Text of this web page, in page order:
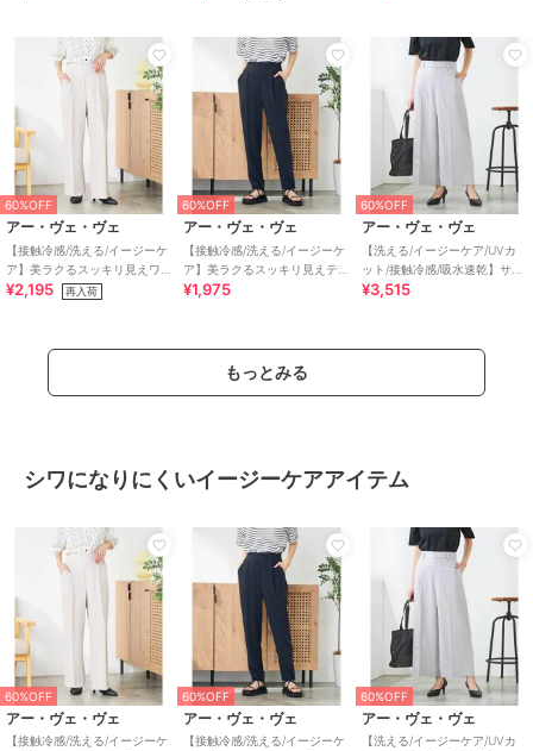
60%OFF
アー・ヴェ・ヴェ
【接触冷感/洗える/イージーケ
ア】美ラクるスッキリ見えワ
イドパンツ
¥2,195 再入荷
60%OFF
アー・ヴェ・ヴェ
【接触冷感/洗える/イージーケ
ア】美ラクるスッキリ見えテ
ーパードパンツ
¥1,975
60%OFF
アー・ヴェ・ヴェ
【洗える/イージーケア/UVカ
ット/接触冷感/吸水速乾】サマ
ーストレッチクロップドパン
¥3,515
もっとみる
シワになりにくいイージーケアアイテム
60%OFF
アー・ヴェ・ヴェ
【接触冷感/洗える/イージーケ
60%OFF
アー・ヴェ・ヴェ
【接触冷感/洗える/イージーケ
60%OFF
アー・ヴェ・ヴェ
【洗える/イージーケア/UVカ